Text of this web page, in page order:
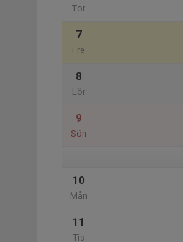
Tor
7
Fre
8
Lör
9
Sön
10
Mån
11
Tis